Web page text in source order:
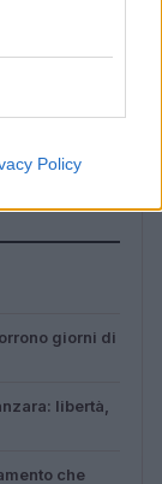
Policy
che unisce
giorni di
libertà,
che